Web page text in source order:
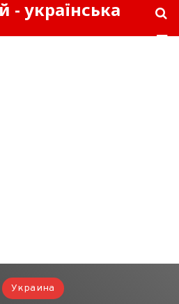
- українська
Украина